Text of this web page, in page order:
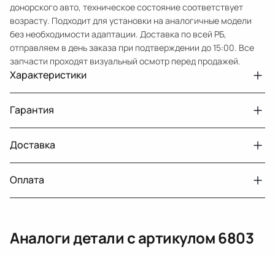
донорского авто, техническое состояние соответствует
возрасту. Подходит для установки на аналогичные модели
без необходимости адаптации. Доставка по всей РБ,
отправляем в день заказа при подтверждении до 15:00. Все
запчасти проходят визуальный осмотр перед продажей.
Характеристики
Авто
MercedesBenz C W202
Год
1997
Тег
Мерседес Бенс СКласс
Гарантия
Двигатели с навесным или без навесного
оборудования
30 дней
Датчик давления топлива, насос
топлива, ТНВД (бензин, дизель), форсунка
бензиновая (дизельная) механическая
14 дней
Доставка
Оплата
Оплата онлайн
Аналоги детали с артикулом6803